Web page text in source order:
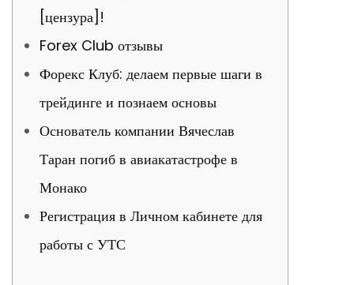
[цензура]!
Forex Club отзывы
Форекс Клуб: делаем первые шаги в
трейдинге и познаем основы
Основатель компании Вячеслав
Таран погиб в авиакатастрофе в
Монако
Регистрация в Личном кабинете для
работы с УТС